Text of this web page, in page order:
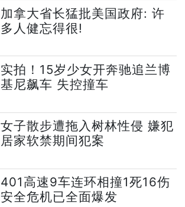
加拿大省长猛批美国政府: 许
多人健忘得很!
实拍！15岁少女开奔驰追兰博
基尼飙车 失控撞车
女子散步遭拖入树林性侵 嫌犯
居家软禁期间犯案
401高速9车连环相撞1死16伤
安全危机已全面爆发